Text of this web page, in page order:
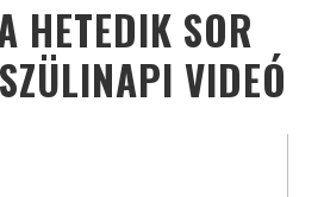
HETEDIK SOR
VIDEÓ